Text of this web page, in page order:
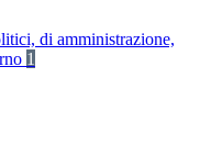
di amministrazione,
1